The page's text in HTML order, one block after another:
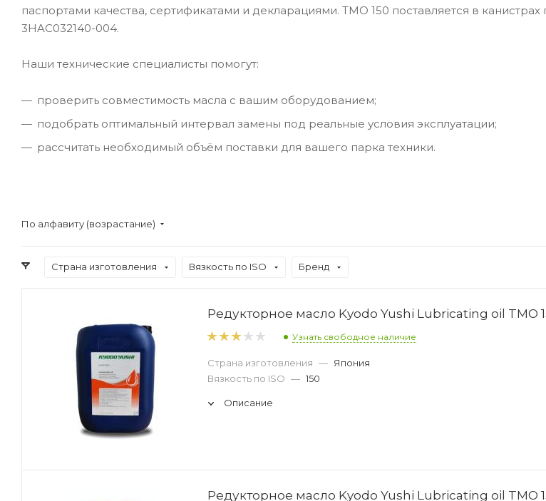
паспортами качества, сертификатами и декларациями. TMO 150 поставляется в
3HAC032140-004.
Наши технические специалисты помогут:
проверить совместимость масла с вашим оборудованием;
подобрать оптимальный интервал замены под реальные условия эксплуатации;
рассчитать необходимый объём поставки для вашего парка техники.
По алфавиту (возрастание)
Страна изготовления Вязкость по ISO Бренд
Редукторное масло Kyodo Yushi Lubricating oil TMO
Узнать свободное наличие
Страна изготовления — Япония
Вязкость по ISO — 150
Описание
Редукторное масло Kyodo Yushi Lubricating oil TMO